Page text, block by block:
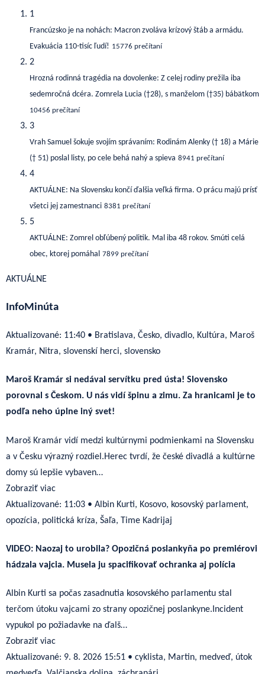
1
Francúzsko je na nohách: Macron zvoláva krízový štáb a armádu.
Evakuácia 110-tisíc ľudí! 15776 prečítaní
2
Hrozná rodinná tragédia na dovolenke: Z celej rodiny prežila iba
sedemročná dcéra. Zomrela Lucia (†28), s manželom (†35) bábätkom
10456 prečítaní
3
Vrah Samuel šokuje svojím správaním: Rodinám Alenky († 18) a Márie
(† 51) poslal listy, po cele behá nahý a spieva 8941 prečítaní
4
AKTUÁLNE: Na Slovensku končí ďalšia veľká firma. O prácu majú prísť
všetci jej zamestnanci 8381 prečítaní
5
AKTUÁLNE: Zomrel obľúbený politik. Mal iba 48 rokov. Smúti celá
obec, ktorej pomáhal
7899 prečítaní
AKTUÁLNE
InfoMinúta
Aktualizované: 11:40 • Bratislava, Česko, divadlo, Kultúra, Maroš
Kramár, Nitra, slovenskí herci, slovensko
Maroš Kramár si nedával servítku pred ústa! Slovensko
porovnal s Českom. U nás vidí špinu a zimu. Za hranicami je to
podľa neho úplne iný svet!
Maroš Kramár vidí medzi kultúrnymi podmienkami na Slovensku
a v Česku výrazný rozdiel.Herec tvrdí, že české divadlá a kultúrne
domy sú lepšie vybaven…
Zobraziť viac
Aktualizované: 11:03 • Albin Kurti, Kosovo, kosovský parlament,
opozícia, politická kríza, Šaľa, Time Kadrijaj
VIDEO: Naozaj to urobila? Opozičná poslankyňa po premiérovi
hádzala vajcia. Musela ju spacifikovať ochranka aj polícia
Albin Kurti sa počas zasadnutia kosovského parlamentu stal
terčom útoku vajcami zo strany opozičnej poslankyne.Incident
vypukol po požiadavke na ďalš…
Zobraziť viac
Aktualizované: 9. 8. 2026 15:51 • cyklista, Martin, medveď, útok